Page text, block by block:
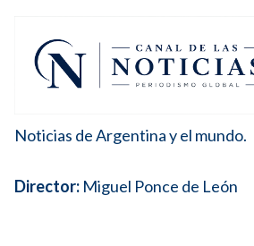
Noticias de Argentina y el mundo.
Director: Miguel Ponce de León